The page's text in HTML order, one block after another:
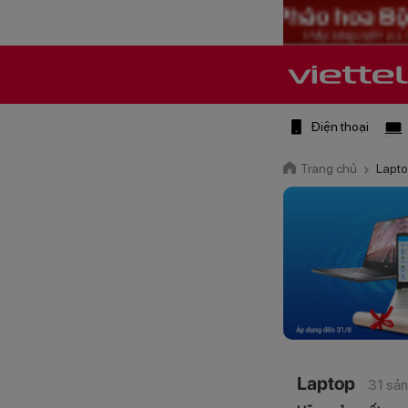
Điện thoại
Trang chủ
Laptop 31